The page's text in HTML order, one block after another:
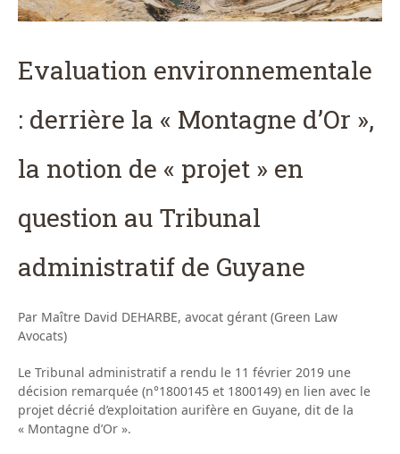
Evaluation environnementale
: derrière la « Montagne d’Or »,
la notion de « projet » en
question au Tribunal
administratif de Guyane
Par Maître David DEHARBE, avocat gérant (Green Law
Avocats)
Le Tribunal administratif a rendu le 11 février 2019 une
décision remarquée (n°1800145 et 1800149) en lien avec le
projet décrié d’exploitation aurifère en Guyane, dit de la
« Montagne d’Or ».